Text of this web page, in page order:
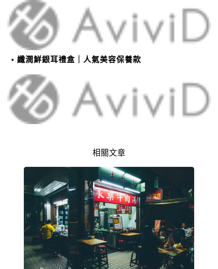
纖潤鮮銀耳禮盒｜人氣美容保養款
相關文章